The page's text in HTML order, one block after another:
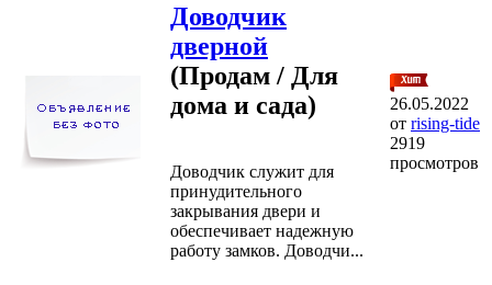
Доводчик
дверной
(Продам / Для
дома и сада)
Доводчик служит для
принудительного
закрывания двери и
обеспечивает надежную
работу замков. Доводчи...
26.05.2022
от rising-tide
2919
просмотров